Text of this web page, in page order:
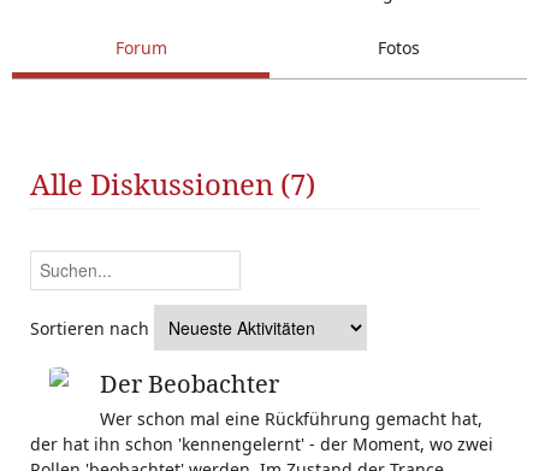
Forum Fotos
Alle Diskussionen (7)
Sortieren nach
Der Beobachter
Wer schon mal eine Rückführung gemacht hat,
der hat ihn schon 'kennengelernt' - der Moment, wo zwei